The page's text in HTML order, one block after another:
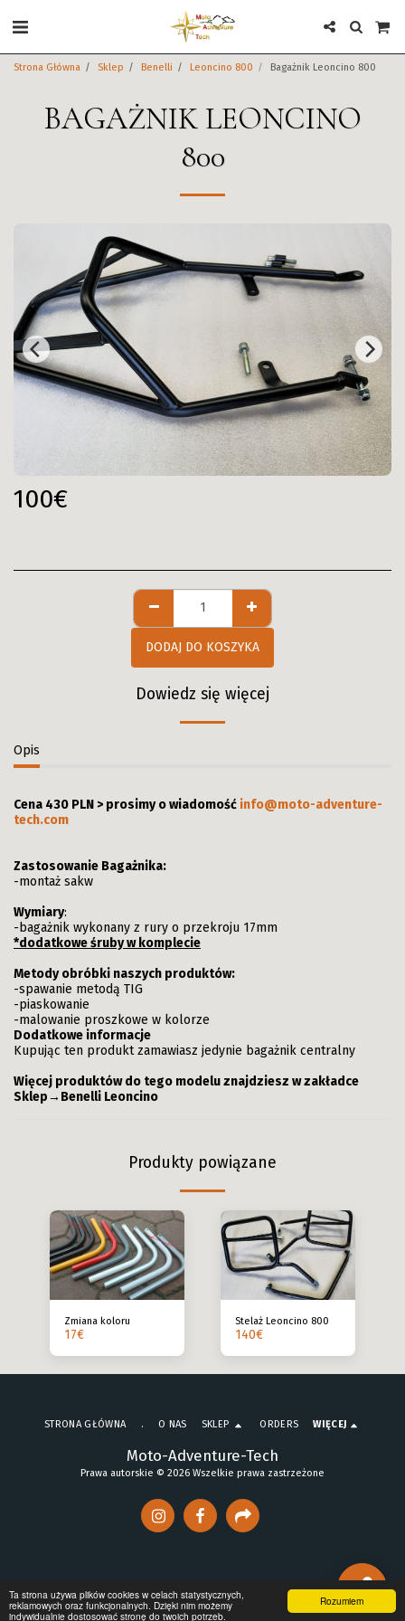
Rozumiem
Ta strona używa plików cookies w celach statystycznych,
reklamowych oraz funkcjonalnych. Dzięki nim możemy
indywidualnie dostosować stronę do twoich potrzeb.
Strona Główna Sklep Benelli Leoncino 800 Bagażnik Leoncino 800
BAGAŻNIK LEONCINO
800
100€
DODAJ DO KOSZYKA
Dowiedz się więcej
Opis
Cena 430 PLN > prosimy o wiadomość info@moto-adventure-
tech.com
Zastosowanie Bagażnika:
-montaż sakw
Wymiary:
-bagażnik wykonany z rury o przekroju 17mm
*dodatkowe śruby w komplecie
Metody obróbki naszych produktów:
-spawanie metodą TIG
-piaskowanie
-malowanie proszkowe w kolorze
Dodatkowe informacje
Kupując ten produkt zamawiasz jedynie bagażnik centralny
Więcej produktów do tego modelu znajdziesz w zakładce
Sklep→Benelli Leoncino
Produkty powiązane
Zmiana koloru
17€
Stelaż Leoncino 800
140€
Moto-Adventure-Tech
Prawa autorskie © 2026 Wszelkie prawa zastrzeżone
STRONA GŁÓWNA . O NAS SKLEP ORDERS WIĘCEJ